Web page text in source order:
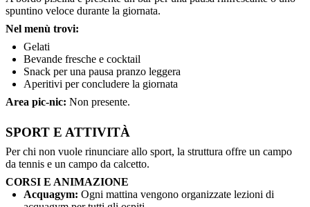
spuntino veloce durante la giornata.
Nel menù trovi:
Gelati
Bevande fresche e cocktail
Snack per una pausa pranzo leggera
Aperitivi per concludere la giornata
Area pic-nic: Non presente.
SPORT E ATTIVITÀ
Per chi non vuole rinunciare allo sport, la struttura offre un campo
da tennis e un campo da calcetto.
CORSI E ANIMAZIONE
Acquagym: Ogni mattina vengono organizzate lezioni di